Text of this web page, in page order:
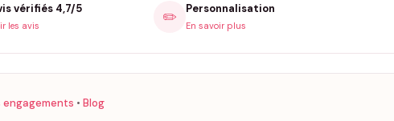
vérifiés 4,7/5
les avis ✏️ Personnalisation
En savoir plus
engagements • Blog